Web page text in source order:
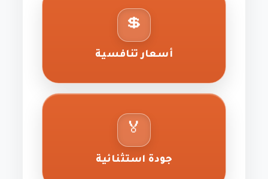
💲
أسعار تنافسية
🏅
جودة استثنائية